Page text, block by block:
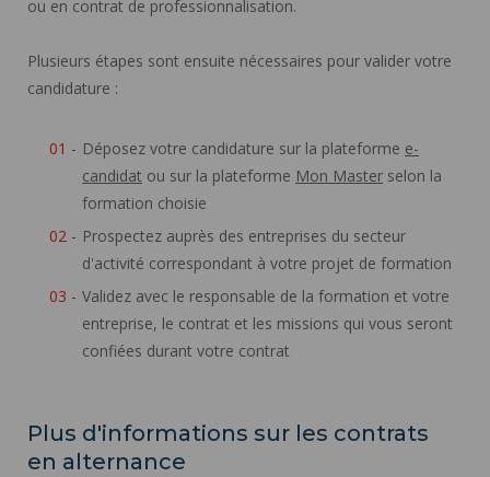
ou en contrat de professionnalisation.
Plusieurs étapes sont ensuite nécessaires pour valider votre
candidature :
Déposez votre candidature sur la plateforme e-
candidat ou sur la plateforme Mon Master selon la
formation choisie
Prospectez auprès des entreprises du secteur
d'activité correspondant à votre projet de formation
Validez avec le responsable de la formation et votre
entreprise, le contrat et les missions qui vous seront
confiées durant votre contrat
Plus d'informations sur les contrats
en alternance